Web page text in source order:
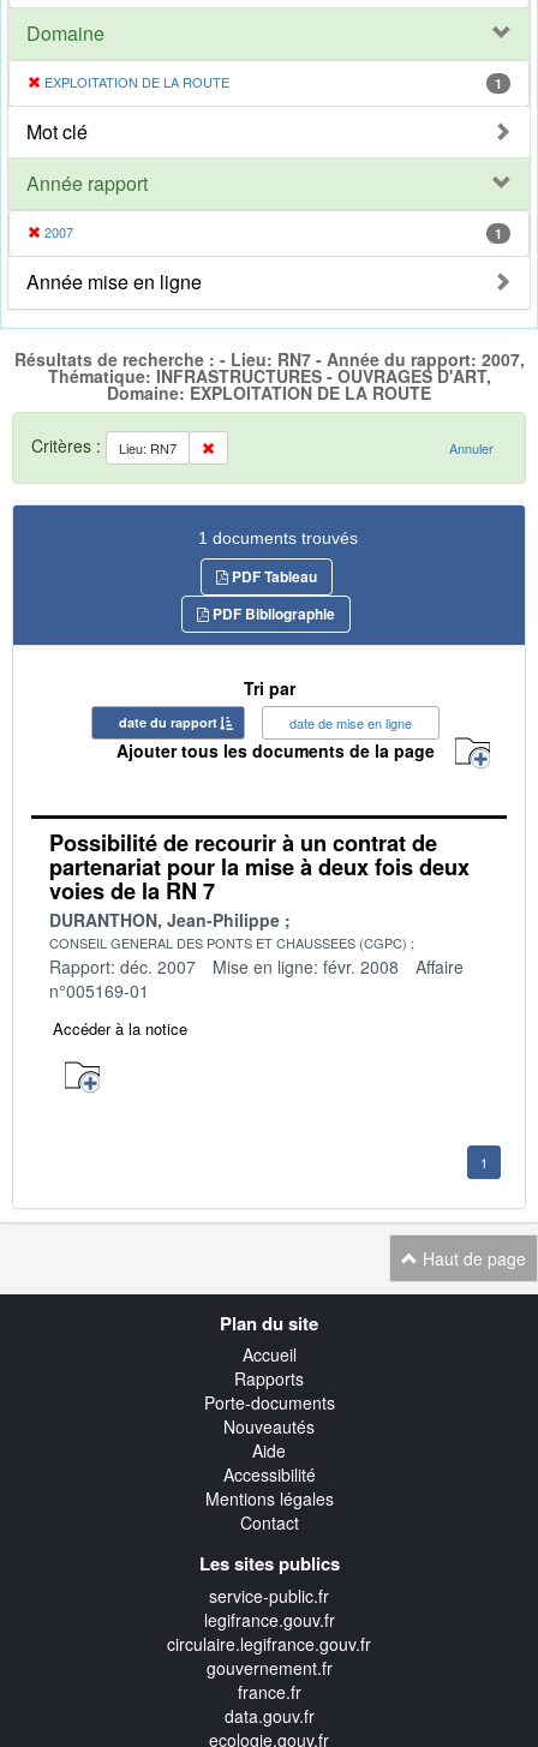
Domaine
EXPLOITATION DE LA ROUTE 1
Mot clé
Année rapport
2007 1
Année mise en ligne
Résultats de recherche : - Lieu: RN7 - Année du rapport: 2007,
Thématique: INFRASTRUCTURES - OUVRAGES D'ART,
Domaine: EXPLOITATION DE LA ROUTE
Critères : Lieu: RN7 Annuler
1 documents trouvés
PDF Tableau
PDF Bibliographie
Tri par
date du rapport date de mise en ligne
Ajouter tous les documents de la page
Possibilité de recourir à un contrat de
partenariat pour la mise à deux fois deux
voies de la RN 7
DURANTHON, Jean-Philippe
CONSEIL GENERAL DES PONTS ET CHAUSSEES (CGPC)
Rapport: déc. 2007 Mise en ligne: févr. 2008
Affaire
n°005169-01
Accéder à la notice
1
Haut de page
Plan du site
Accueil
Rapports
Porte-documents
Nouveautés
Aide
Accessibilité
Mentions légales
Contact
Les sites publics
service-public.fr
legifrance.gouv.fr
circulaire.legifrance.gouv.fr
gouvernement.fr
france.fr
data.gouv.fr
ecologie.gouv.fr